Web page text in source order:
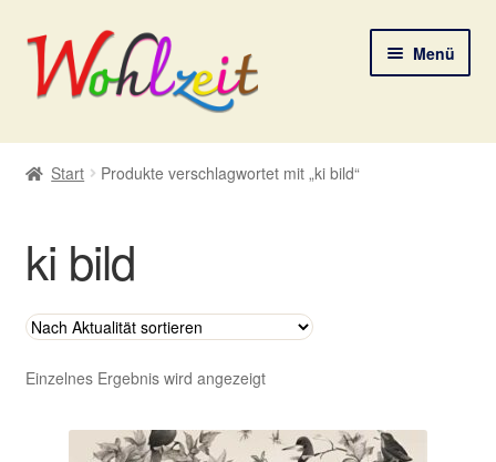
Zur
Navigation
springen
Zum
Inhalt
springen
Menü
Start
Datenschutzerklärung
Deine Auswahl
Digitale Lebenspostkarten
Start Produkte verschlagwortet mit „ki bild“
ki bild
Einzelnes Ergebnis wird angezeigt